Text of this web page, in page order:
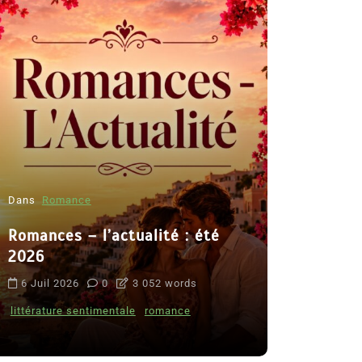
Dans Romance
Romances – l’actualité : été
2026
6 Juil 2026 0 3 052 words
littérature sentimentale romance